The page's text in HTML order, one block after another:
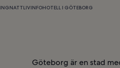
NATTLIVINFOHOTELL I GÖTEBORG
Göteborg är en stad